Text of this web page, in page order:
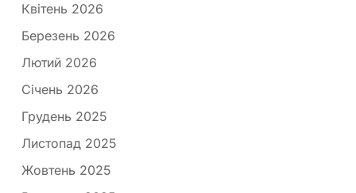
Квітень 2026
Березень 2026
Лютий 2026
Січень 2026
Грудень 2025
Листопад 2025
Жовтень 2025